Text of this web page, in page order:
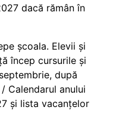
dacă rămân în
școala. Elevii și
încep cursurile și
după
Calendarul anului
și lista vacanțelor